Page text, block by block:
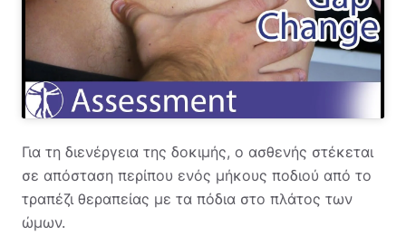
Για τη διενέργεια της δοκιμής, ο ασθενής στέκεται
σε απόσταση περίπου ενός μήκους ποδιού από το
τραπέζι θεραπείας με τα πόδια στο πλάτος των
ώμων.